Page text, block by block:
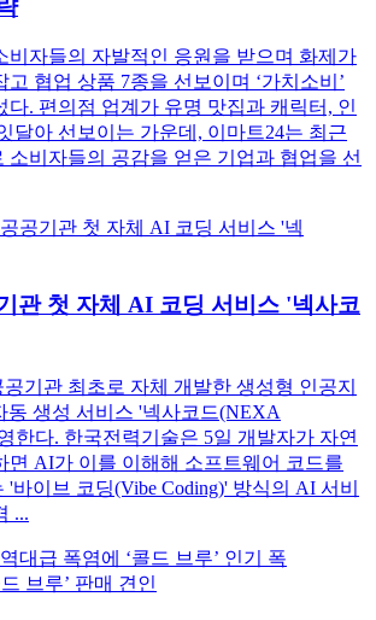
비자들의 자발적인 응원을 받으며 화제가
협업 상품 7종을 선보이며 ‘가치소비’
다. 편의점 업계가 유명 맛집과 캐릭터, 인
달아 선보이는 가운데, 이마트24는 최근
소비자들의 공감을 얻은 기업과 협업을 선
관 첫 자체 AI 코딩 서비스 '넥사코
기관 최초로 자체 개발한 생성형 인공지
동 생성 서비스 '넥사코드(NEXA
한다. 한국전력기술은 5일 개발자가 자연
면 AI가 이를 이해해 소프트웨어 코드를
바이브 코딩(Vibe Coding)' 방식의 AI 서비
...